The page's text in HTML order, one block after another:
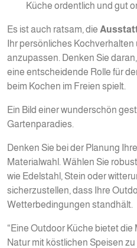
Küche ordentlich und gut
Es ist auch ratsam, die
Ihr persönliches
anzupassen. Denken Sie
eine entscheidende Rolle für
beim Kochen im Freien spielt.
Ein Bild einer wunderschön
Gartenparadies.
Denken Sie bei der Planung
Materialwahl. Wählen Sie
wie Edelstahl, Stein oder
sicherzustellen, dass Ihre
Wetterbedingungen standhält.
“Eine Outdoor Küche bietet
Natur mit köstlichen Speisen zu